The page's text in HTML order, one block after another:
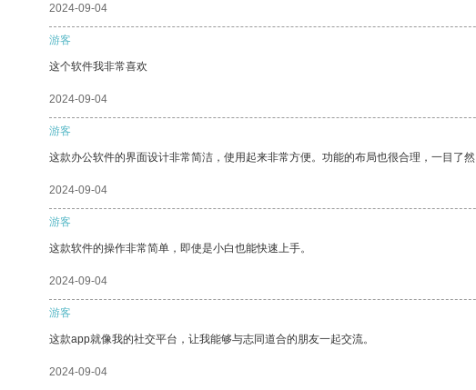
2024-09-04
游客
这个软件我非常喜欢
2024-09-04
游客
这款办公软件的界面设计非常简洁，使用起来非常方便。功能的布局也很合理，一目了然
2024-09-04
游客
这款软件的操作非常简单，即使是小白也能快速上手。
2024-09-04
游客
这款app就像我的社交平台，让我能够与志同道合的朋友一起交流。
2024-09-04